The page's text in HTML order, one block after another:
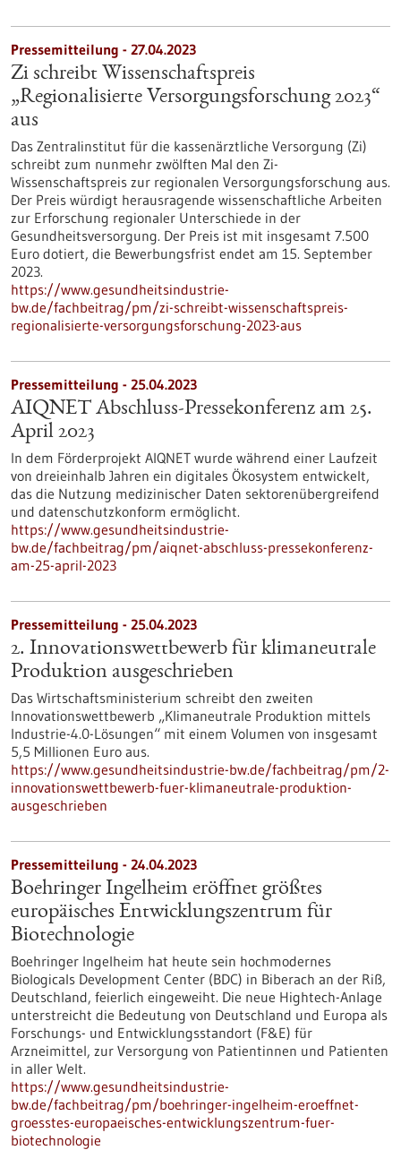
Pressemitteilung - 27.04.2023
Zi schreibt Wissenschaftspreis
„Regionalisierte Versorgungsforschung 2023“
aus
Das Zentralinstitut für die kassenärztliche Versorgung (Zi)
schreibt zum nunmehr zwölften Mal den Zi-
Wissenschaftspreis zur regionalen Versorgungsforschung aus.
Der Preis würdigt herausragende wissenschaftliche Arbeiten
zur Erforschung regionaler Unterschiede in der
Gesundheitsversorgung. Der Preis ist mit insgesamt 7.500
Euro dotiert, die Bewerbungsfrist endet am 15. September
2023.
https://www.gesundheitsindustrie-
bw.de/fachbeitrag/pm/zi-schreibt-wissenschaftspreis-
regionalisierte-versorgungsforschung-2023-aus
Pressemitteilung - 25.04.2023
AIQNET Abschluss-Pressekonferenz am 25.
April 2023
In dem Förderprojekt AIQNET wurde während einer Laufzeit
von dreieinhalb Jahren ein digitales Ökosystem entwickelt,
das die Nutzung medizinischer Daten sektorenübergreifend
und datenschutzkonform ermöglicht.
https://www.gesundheitsindustrie-
bw.de/fachbeitrag/pm/aiqnet-abschluss-pressekonferenz-
am-25-april-2023
Pressemitteilung - 25.04.2023
2. Innovationswettbewerb für klimaneutrale
Produktion ausgeschrieben
Das Wirtschaftsministerium schreibt den zweiten
Innovationswettbewerb „Klimaneutrale Produktion mittels
Industrie-4.0-Lösungen“ mit einem Volumen von insgesamt
5,5 Millionen Euro aus.
https://www.gesundheitsindustrie-bw.de/fachbeitrag/pm/2-
innovationswettbewerb-fuer-klimaneutrale-produktion-
ausgeschrieben
Pressemitteilung - 24.04.2023
Boehringer Ingelheim eröffnet größtes
europäisches Entwicklungszentrum für
Biotechnologie
Boehringer Ingelheim hat heute sein hochmodernes
Biologicals Development Center (BDC) in Biberach an der Riß,
Deutschland, feierlich eingeweiht. Die neue Hightech-Anlage
unterstreicht die Bedeutung von Deutschland und Europa als
Forschungs- und Entwicklungsstandort (F&E) für
Arzneimittel, zur Versorgung von Patientinnen und Patienten
in aller Welt.
https://www.gesundheitsindustrie-
bw.de/fachbeitrag/pm/boehringer-ingelheim-eroeffnet-
groesstes-europaeisches-entwicklungszentrum-fuer-
biotechnologie